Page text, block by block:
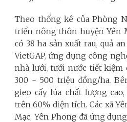
Theo thống kê của Phòng
triển nông thôn huyện Yên
có 38 ha sản xuất rau, quả
VietGAP, ứng dụng công
nhà lưới, tưới nước tiết
300 - 500 triệu đồng/ha.
gieo cấy lúa chất lượng
trên 60% diện tích. Các xã
Mạc, Yên Phong đã ứng